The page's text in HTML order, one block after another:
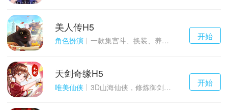
千百度h5
游戏
开始
美人传H5
角色扮演 一款集宫斗、换装、养成等于一体的古装宫廷恋爱手游
千百度h5
游戏
开始
天剑奇缘H5
唯美仙侠 3D山海仙侠，修炼御剑情缘